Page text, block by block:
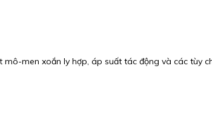
men xoắn ly hợp, áp suất tác động và các tùy